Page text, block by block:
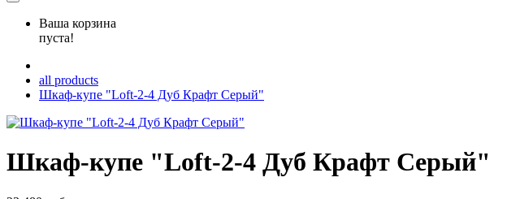
Ваша корзина
пуста!
all products
Шкаф-купе "Loft-2-4 Дуб Крафт Серый"
Шкаф-купе "Loft-2-4 Дуб Крафт Серый"